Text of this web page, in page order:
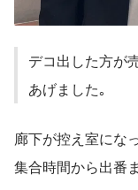
デコ出した方が
あげました｡
廊下が控え室にな
集合時間から出番